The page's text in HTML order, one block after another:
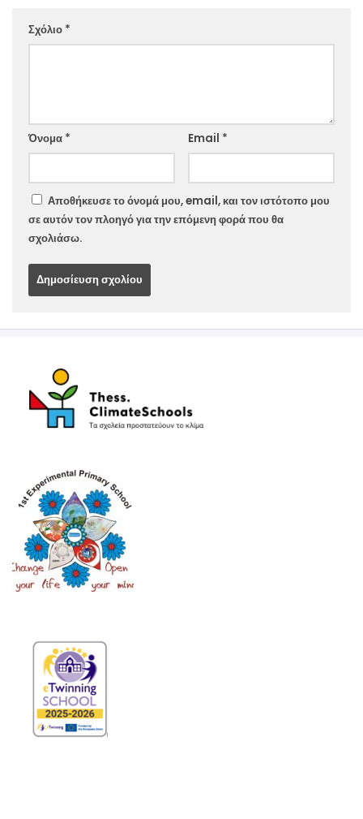
Σχόλιο *
Όνομα * Email *
Website
Αποθήκευσε το όνομά μου, email, και τον ιστότοπο μου
σε αυτόν τον πλοηγό για την επόμενη φορά που θα
σχολιάσω.